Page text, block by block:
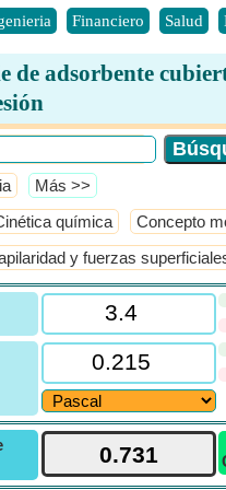
Financiero Salud
de adsorbente
​Más >>
química Concepto
y fuerzas